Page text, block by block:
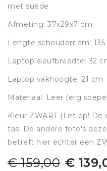
met suède
Afmeting: 37x29x7 cm
Lengte schouderriem: 135
Laptop sleufbreedte: 32
Laptop vakhoogte: 21 cm
Materiaal: Leer (erg
Kleur ZWART (Let op!
tas. De andere foto's
betreft hier echter een
€ 159,00 €